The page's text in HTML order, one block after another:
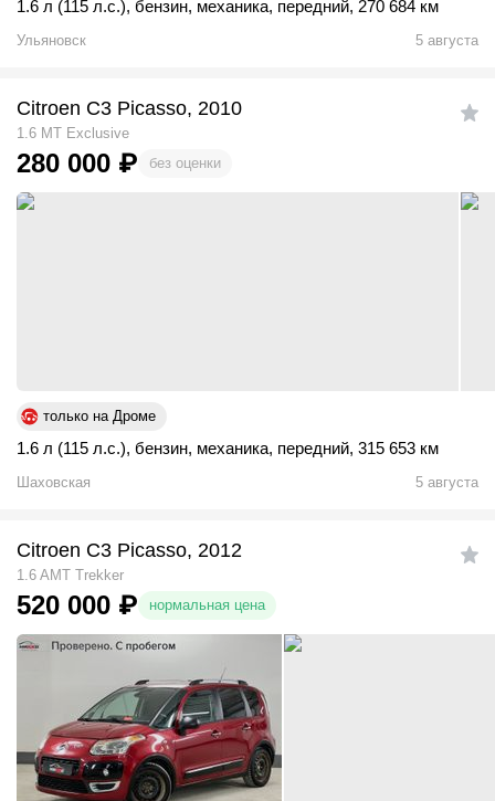
1.6 л (115 л.с.), бензин, механика, передний, 270 684 км
Ульяновск 5 августа
Citroen C3 Picasso, 2010
1.6 MT Exclusive
280 000 ₽ без оценки
только на Дроме
1.6 л (115 л.с.), бензин, механика, передний, 315 653 км
Шаховская 5 августа
Citroen C3 Picasso, 2012
1.6 AMT Trekker
520 000 ₽ нормальная цена